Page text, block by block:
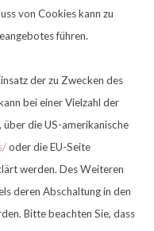
von Cookies kann zu
führen.
der zu Zwecken des
bei einer Vielzahl der
über die US-amerikanische
oder die EU-Seite
werden. Des Weiteren
deren Abschaltung in den
Bitte beachten Sie, dass